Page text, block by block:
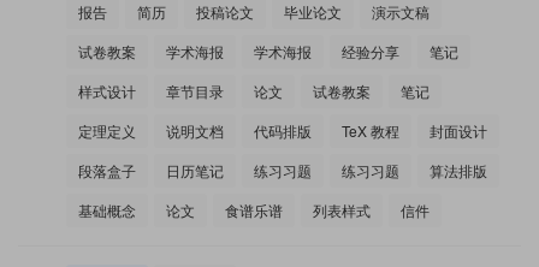
报告
简历 投稿论文 毕业论文
演示文稿
试卷教案
学术海报 学术海报 经验分享
笔记
样式设计
章节目录 论文 试卷教案
笔记
定理定义
说明文档 代码排版 TeX 教程
封面设计
段落盒子
日历笔记 练习习题 练习习题
算法排版
基础概念
论文 食谱乐谱 列表样式 信件